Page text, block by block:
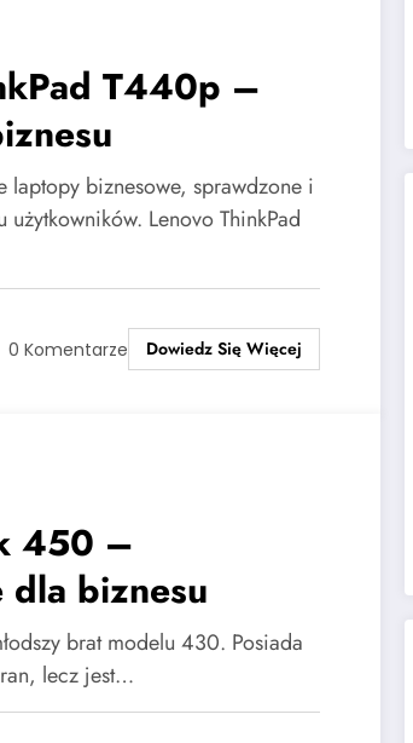
T440p –
laptopy biznesowe, sprawdzone i
Lenovo ThinkPad
0 Komentarze Dowiedz Się Więcej
450 –
biznesu
brat modelu 430. Posiada
lecz jest…